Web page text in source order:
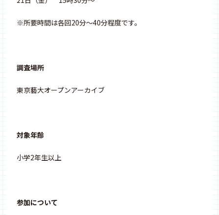
※所要時間は各回20分～40分程度です。
調査場所
東京藝大オープンアーカイブ
対象年齢
小学2年生以上
参加について